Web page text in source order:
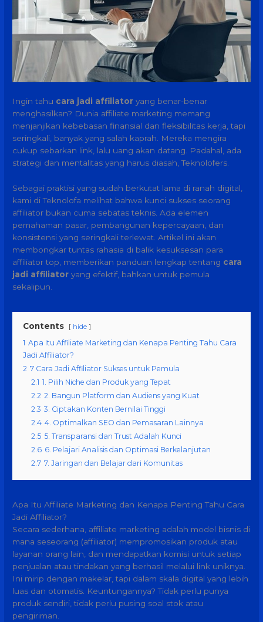
Ingin tahu cara jadi affiliator yang benar-benar
menghasilkan? Dunia affiliate marketing memang
menjanjikan kebebasan finansial dan fleksibilitas kerja, tapi
seringkali, banyak yang salah kaprah. Mereka mengira
cukup sebarkan link, lalu uang akan datang. Padahal, ada
strategi dan mentalitas yang harus diasah, Teknolofers.
Sebagai praktisi yang sudah berkutat lama di ranah digital,
kami di Teknolofa melihat bahwa kunci sukses seorang
affiliator bukan cuma sebatas teknis. Ada elemen
pemahaman pasar, pembangunan kepercayaan, dan
konsistensi yang seringkali terlewat. Artikel ini akan
membongkar tuntas rahasia di balik kesuksesan para
affiliator top, memberikan panduan lengkap tentang cara
jadi affiliator yang efektif, bahkan untuk pemula
sekalipun.
Contents hide
1 Apa Itu Affiliate Marketing dan Kenapa Penting Tahu Cara
Jadi Affiliator?
2 7 Cara Jadi Affiliator Sukses untuk Pemula
2.1 1. Pilih Niche dan Produk yang Tepat
2.2 2. Bangun Platform dan Audiens yang Kuat
2.3 3. Ciptakan Konten Bernilai Tinggi
2.4 4. Optimalkan SEO dan Pemasaran Lainnya
2.5 5. Transparansi dan Trust Adalah Kunci
2.6 6. Pelajari Analisis dan Optimasi Berkelanjutan
2.7 7. Jaringan dan Belajar dari Komunitas
Apa Itu Affiliate Marketing dan Kenapa Penting Tahu Cara
Jadi Affiliator?
Secara sederhana, affiliate marketing adalah model bisnis di
mana seseorang (affiliator) mempromosikan produk atau
layanan orang lain, dan mendapatkan komisi untuk setiap
penjualan atau tindakan yang berhasil melalui link uniknya.
Ini mirip dengan makelar, tapi dalam skala digital yang lebih
luas dan otomatis. Keuntungannya? Tidak perlu punya
produk sendiri, tidak perlu pusing soal stok atau
pengiriman.